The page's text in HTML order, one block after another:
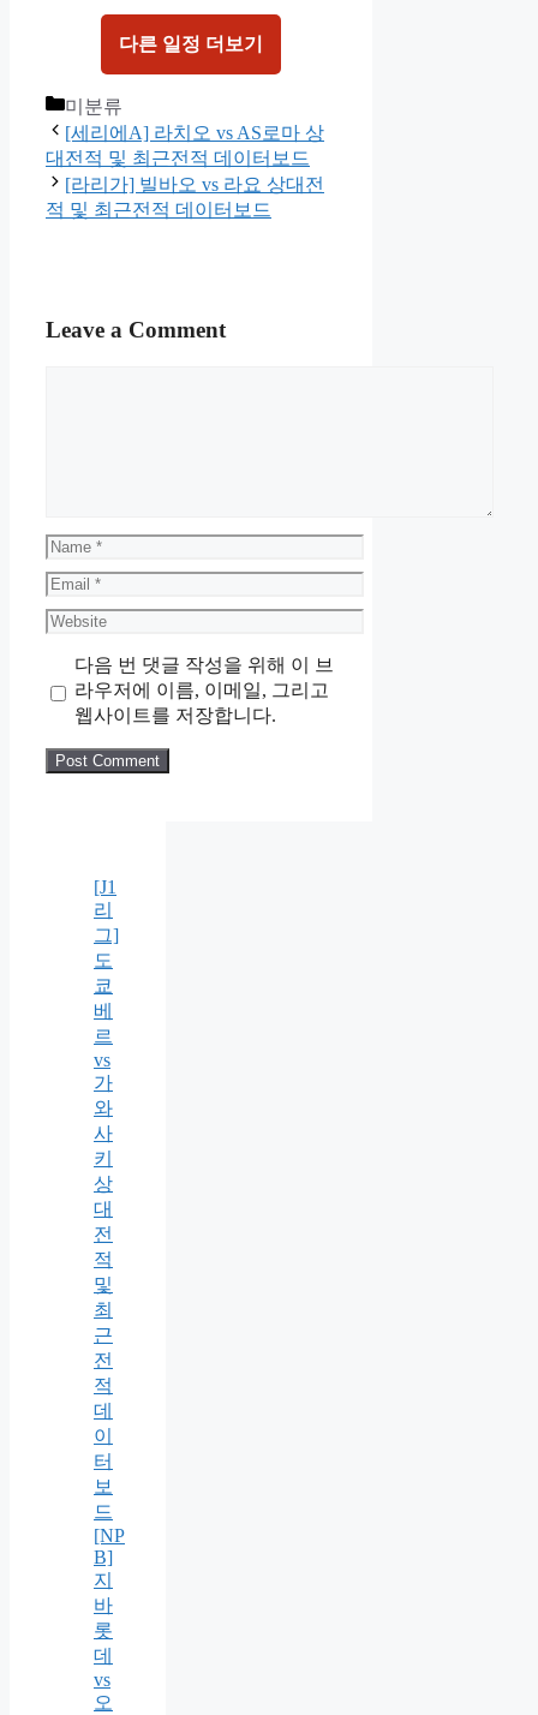
다른 일정 더보기
Categories
미분류
[세리에A] 라치오 vs AS로마 상
대전적 및 최근전적 데이터보드
[라리가] 빌바오 vs 라요 상대전
적 및 최근전적 데이터보드
Leave a Comment
Name
Email
Website
다음 번 댓글 작성을 위해 이 브
라우저에 이름, 이메일, 그리고
웹사이트를 저장합니다.
[J1
리
그]
도
쿄
베
르
vs
가
와
사
키
상
대
전
적
및
최
근
전
적
데
이
터
보
드
[NP
B]
지
바
롯
데
vs
오